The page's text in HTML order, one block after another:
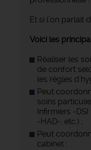
Et si l’on parlait
Voici les
Réaliser les
de confort
les règles
Peut
soins
Infirmiers -
-HAD-, etc.) ;
Peut
cabinet ;